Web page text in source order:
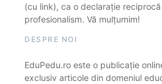
(cu link), ca o declarație
profesionalism. Vă mulțumim!
DESPRE NOI
EduPedu.ro este o publicație
exclusiv articole din domeniul